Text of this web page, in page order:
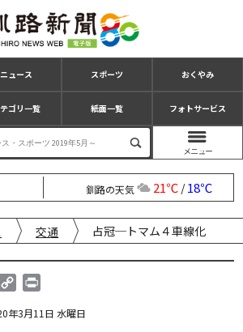
ニュース スポーツ おくやみ
ゴリ一覧 紙面一覧 フォトサービス
釧路の天気 21℃/18℃
交通 占冠─トマム４車線化
p
i
年3月11日 水曜日